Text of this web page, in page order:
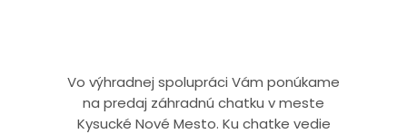
Vo výhradnej spolupráci Vám ponúkame
na predaj záhradnú chatku v meste
Kysucké Nové Mesto. Ku chatke vedie